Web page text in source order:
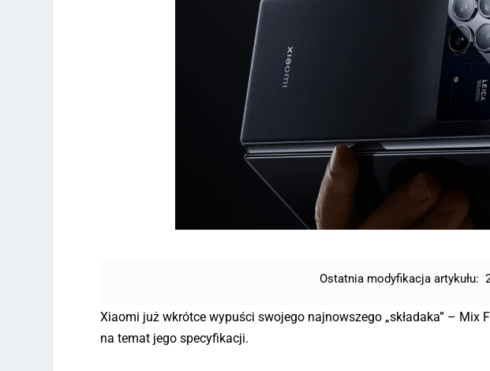
Ostatnia modyfikacja artykułu:
Xiaomi już wkrótce wypuści swojego najnowszego „składaka” – Mix
na temat jego specyfikacji.